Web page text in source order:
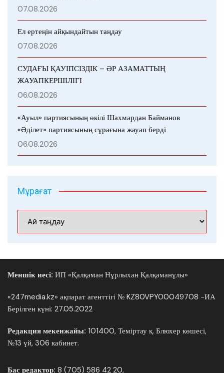
07.08.2026
Ел ертеңін айқындайтын таңдау
07.08.2026
СУДАҒЫ ҚАУІПСІЗДІК – ӘР АЗАМАТТЫҢ
ЖАУАПКЕРШІЛІГІ
06.08.2026
«Ауыл» партиясының өкілі Шахмардан Байманов
«Әділет» партиясының сұрағына жауап берді
06.08.2026
Мұрағат
Меншік иесі: ИП «Қалқаман Нұрлыхан Қалқаманұлы»
«247media.kz» ақпарат агенттігі № KZ80VPY00049708 -ИА
Берілген күні: 27.05.2022
Редакция мекенжайы: 101400, Теміртау қ. Блюхер көшесі,
№13 үй, 306 кабинет.
Бас редактор: 8 (705) 586 42 20,